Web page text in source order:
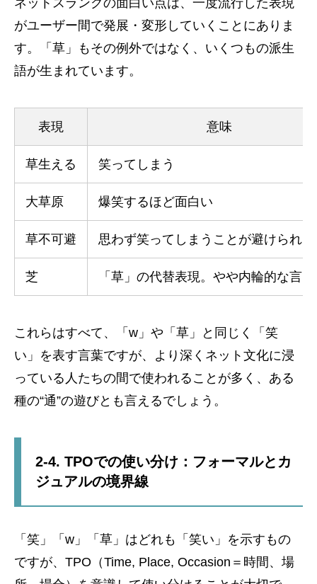
がユーザー間で発展・変形していくことにありま
す。「草」もその例外ではなく、いくつもの派生
語が生まれています。
表現 意味
草生える 笑ってしまう
大草原 爆笑するほど面白い
草不可避 思わず笑ってしまうことが避けられ
芝 「草」の代替表現。やや内輪的な言
これらはすべて、「w」や「草」と同じく「笑
い」を表す言葉ですが、より深くネット文化に浸
っている人たちの間で使われることが多く、ある
種の“通”の遊びとも言えるでしょう。
2-4. TPOでの使い分け：フォーマルとカ
ジュアルの境界線
「笑」「w」「草」はどれも「笑い」を示すもの
ですが、TPO（Time, Place, Occasion＝時間、場